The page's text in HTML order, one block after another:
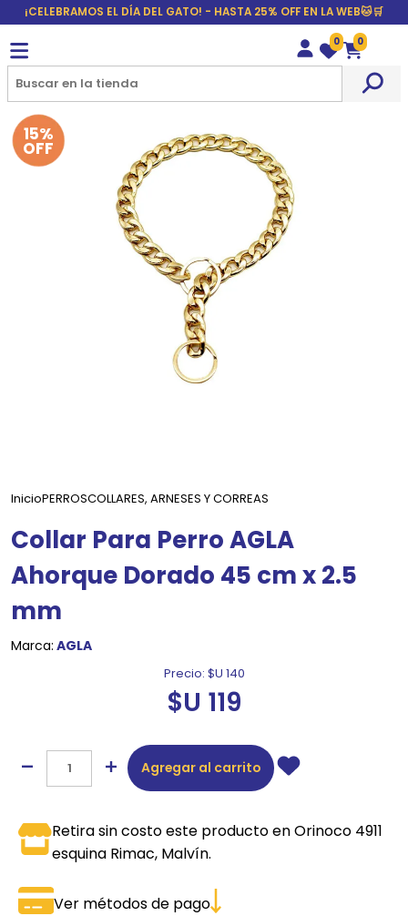
¡CELEBRAMOS EL DÍA DEL GATO! - HASTA 25% OFF EN LA WEB🐱🛒
Wishlist
0
Carrito
0
15%
OFF
InicioPERROSCOLLARES, ARNESES Y CORREAS
Collar Para Perro AGLA
Ahorque Dorado 45 cm x 2.5
mm
Marca: AGLA
Precio: $U 140
$U 119
Agregar al carrito
Retira sin costo este producto en Orinoco 4911
esquina Rimac, Malvín.
Ver métodos de pago